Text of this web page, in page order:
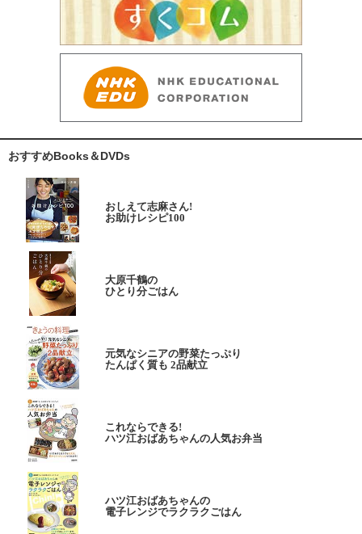
おすすめBooks＆DVDs
おしえて志麻さん!
お助けレシピ100
大原千鶴の
ひとり分ごはん
元気なシニアの野菜たっぷり
たんぱく質も 2品献立
これならできる!
ハツ江おばあちゃんの人気お弁当
ハツ江おばあちゃんの
電子レンジでラクラクごはん